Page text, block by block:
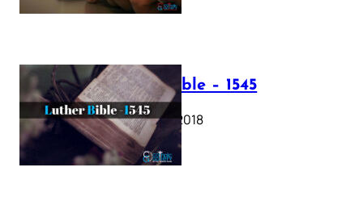
Luther Bible – 1545
October 17, 2018